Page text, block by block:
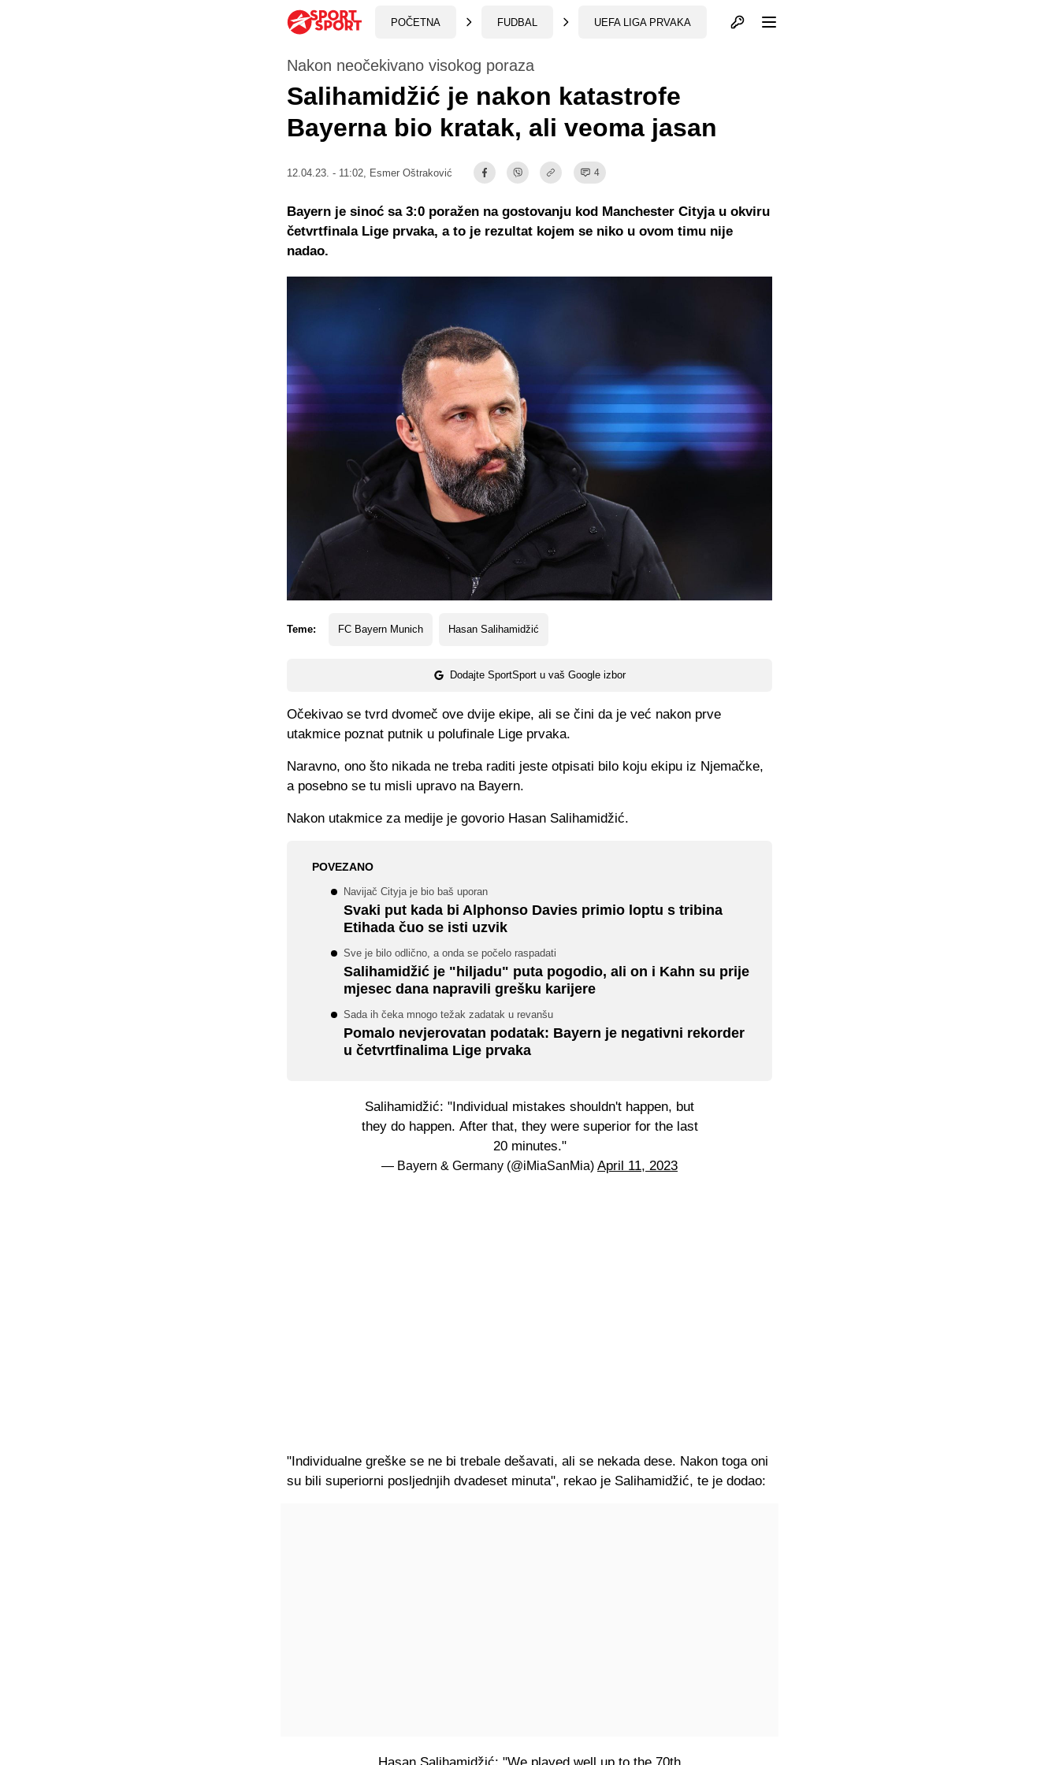
POČETNA FUDBAL UEFA LIGA PRVAKA Otvori profil
Nakon neočekivano visokog poraza
Salihamidžić je nakon katastrofe
Bayerna bio kratak, ali veoma jasan
12.04.23. - 11:02, Esmer Oštraković 4
Teme: FC Bayern Munich Hasan Salihamidžić
Dodajte SportSport u vaš Google izbor
Bayern je sinoć sa 3:0 poražen na gostovanju kod Manchester Cityja u okviru
četvrtfinala Lige prvaka, a to je rezultat kojem se niko u ovom timu nije
nadao.
Očekivao se tvrd dvomeč ove dvije ekipe, ali se čini da je već nakon prve
utakmice poznat putnik u polufinale Lige prvaka.
Naravno, ono što nikada ne treba raditi jeste otpisati bilo koju ekipu iz Njemačke,
a posebno se tu misli upravo na Bayern.
Nakon utakmice za medije je govorio Hasan Salihamidžić.
POVEZANO
Navijač Cityja je bio baš uporan
Svaki put kada bi Alphonso Davies primio loptu s tribina
Etihada čuo se isti uzvik
Sve je bilo odlično, a onda se počelo raspadati
Salihamidžić je "hiljadu" puta pogodio, ali on i Kahn su prije
mjesec dana napravili grešku karijere
Sada ih čeka mnogo težak zadatak u revanšu
Pomalo nevjerovatan podatak: Bayern je negativni rekorder
u četvrtfinalima Lige prvaka
Salihamidžić: "Individual mistakes shouldn't happen, but
they do happen. After that, they were superior for the last
20 minutes."
— Bayern & Germany (@iMiaSanMia) April 11, 2023
"Individualne greške se ne bi trebale dešavati, ali se nekada dese. Nakon toga oni
su bili superiorni posljednjih dvadeset minuta", rekao je Salihamidžić, te je dodao:
Hasan Salihamidžić: "We played well up to the 70th